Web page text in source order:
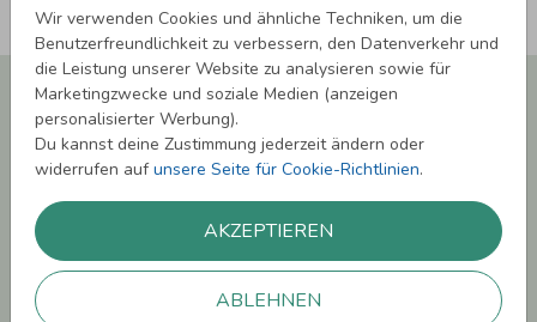
Wir verwenden Cookies und ähnliche Techniken, um die
Benutzerfreundlichkeit zu verbessern, den Datenverkehr und
die Leistung unserer Website zu analysieren sowie für
Marketingzwecke und soziale Medien (anzeigen
personalisierter Werbung).
Du kannst deine Zustimmung jederzeit ändern oder
widerrufen aufunsere Seite für Cookie-Richtlinien.
AKZEPTIEREN
ABLEHNEN
Newsletter abonnieren und 5,00 € Rabatt**
sichern!
Melde Dich zu unserem Newsletter an und bleibe auf dem
Laufenden.